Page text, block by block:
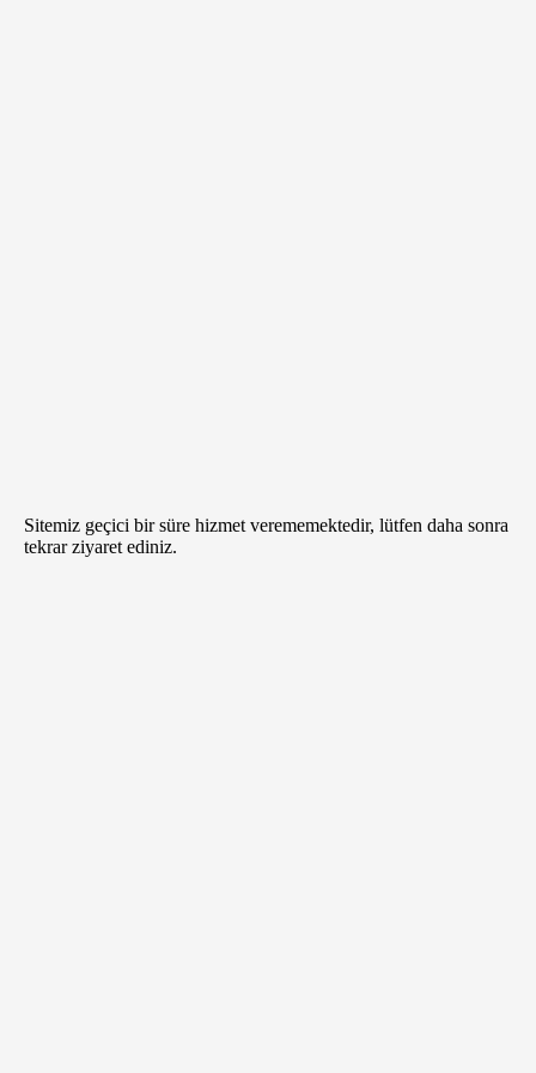
Sitemiz geçici bir süre hizmet verememektedir, lütfen daha sonra
tekrar ziyaret ediniz.